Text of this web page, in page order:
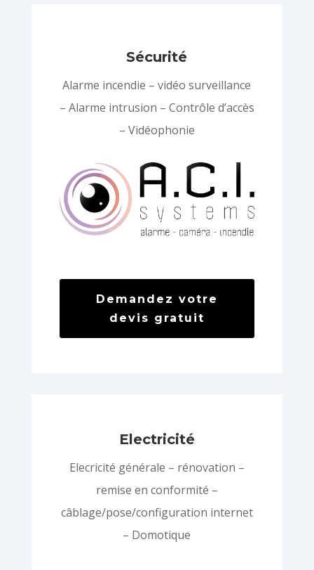
Sécurité
Alarme incendie – vidéo surveillance
– Alarme intrusion – Contrôle d’accès
– Vidéophonie
Demandez votre
devis gratuit
Electricité
Elecricité générale – rénovation –
remise en conformité –
câblage/pose/configuration internet
– Domotique